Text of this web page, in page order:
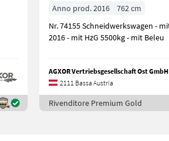
Anno prod. 2016
762 cm
Nr. 74155 Schneidwerkswagen - mit Buajhr
2016 - mit HzG 5500kg - mit Beleu
AGXOR Vertriebsgesellschaft Ost GmbH
2111 Bassa Austria
Rivenditore Premium Gold